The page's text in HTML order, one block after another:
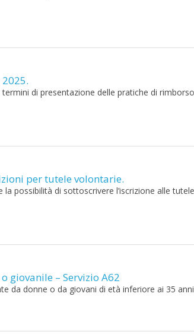
di presentazione delle pratiche di
per tutele volontarie.
possibilità di sottoscrivere l’iscrizione alle
giovanile – Servizio A62
da donne o da giovani di età inferiore ai 35